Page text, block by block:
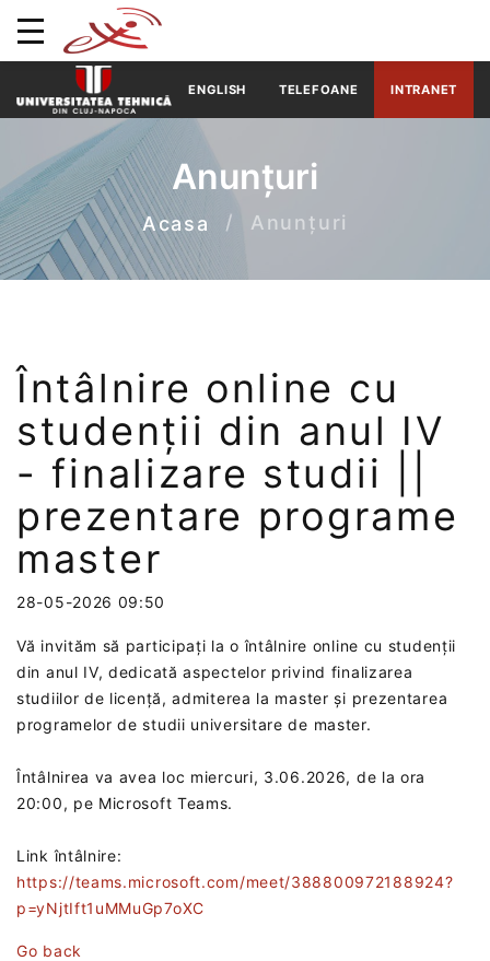
ENGLISH TELEFOANE INTRANET
Anunțuri
Acasa Anunțuri
Întâlnire online cu
studenții din anul IV
- finalizare studii ||
prezentare programe
master
28-05-2026 09:50
Vă invităm să participați la o întâlnire online cu studenții
din anul IV, dedicată aspectelor privind finalizarea
studiilor de licență, admiterea la master și prezentarea
programelor de studii universitare de master.
Întâlnirea va avea loc miercuri, 3.06.2026, de la ora
20:00, pe Microsoft Teams.
Link întâlnire:
https://teams.microsoft.com/meet/388800972188924?
p=yNjtIft1uMMuGp7oXC
Go back